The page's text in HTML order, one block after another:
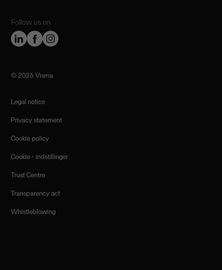
Follow us on
©️ 2026 Visma
Legal notice
Privacy statement
Cookie policy
Cookie - indstillinger
Trust Centre
Transparency act
Whistleblowing